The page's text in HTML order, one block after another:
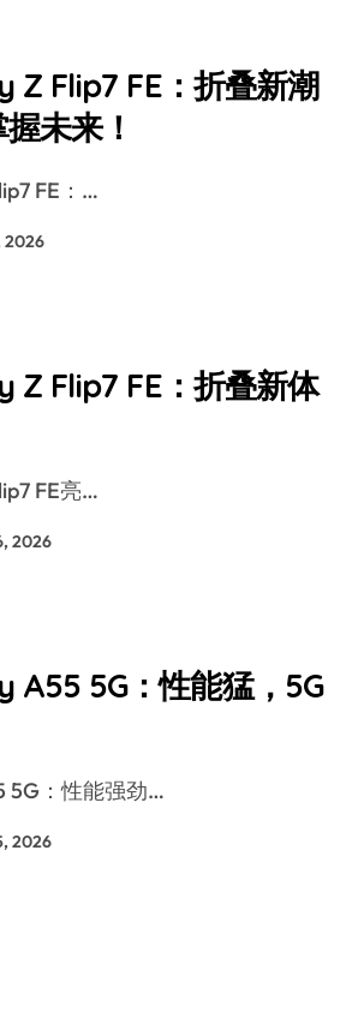
Z Flip7 FE：折叠新潮
未来！
FE：…
2026
Z Flip7 FE：折叠新体
FE亮…
2026
A55 5G：性能猛，5G
5G：性能强劲…
2026